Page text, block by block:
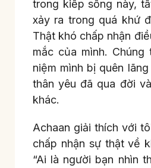
trong kiếp sống này,
xảy ra trong quá khứ
Thật khó chấp nhận
mắc của mình.
niệm mình bị quên
thân yêu đã qua đời
khác.
Achaan giải thích với
chấp nhận sự thật về
“Ai là người bạn nhìn